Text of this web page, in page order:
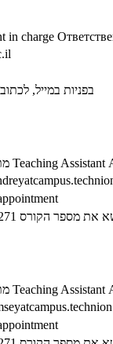
in charge
בפניות במייל, לכתוב
Teaching Assistant
מספר הקורס 236271
Teaching Assistant